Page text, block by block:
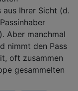
aus Ihrer Sicht (d.
Aber manchmal
nimmt den Pass
oft zusammen
gesammelten